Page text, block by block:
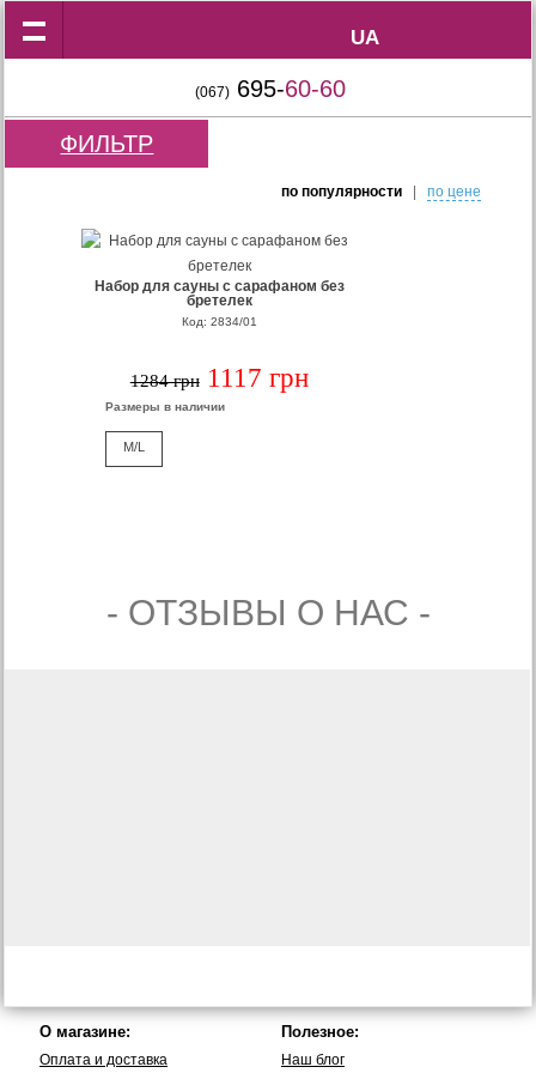
UA
UA
(067) 695-60-60
ФИЛЬТР
по популярности| по цене
Набор для сауны с сарафаном без
бретелек
Код: 2834/01
1284 грн 1117 грн
Размеры в наличии
M/L
- ОТЗЫВЫ О НАС -
О магазине:
Оплата и доставка
Полезное:
Наш блог